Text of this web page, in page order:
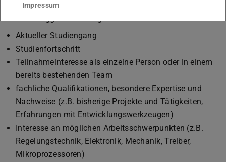
Bitte senden Sie folgende Informationen im Text der
Email und ggf. im Anhang:
Aktueller Studiengang
Studienfortschritt
Teilnahmeinteresse als einzelne Person oder in einem
bereits bestehenden Team
fachliche Qualifikationen, besondere Expertise und
Nachweise (z.B. bisherige Projekte und Tätigkeiten,
Erfahrungen mit Entwicklungswerkzeugen)
Interesse an möglichen Arbeitsschwerpunkten (z.B.
Regelungstechnik, Elektronik, Mechanik, Treiber,
Mikroprozessoren)
Impressum